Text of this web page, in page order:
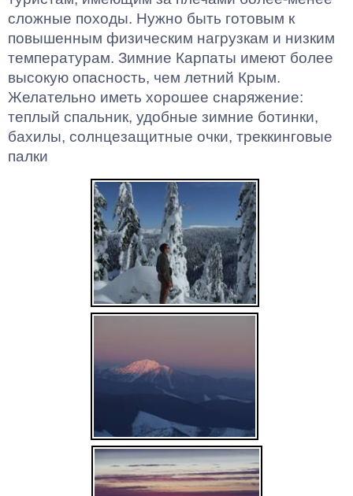
сложные походы. Нужно быть готовым к
повышенным физическим нагрузкам и низким
температурам. Зимние Карпаты имеют более
высокую опасность, чем летний Крым.
Желательно иметь хорошее снаряжение:
теплый спальник, удобные зимние ботинки,
бахилы, солнцезащитные очки, треккинговые
палки